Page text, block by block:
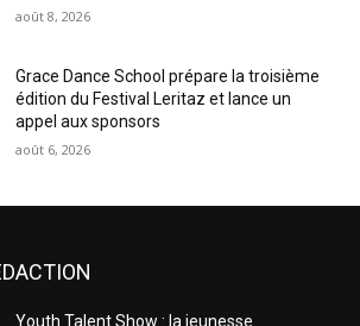
août 8, 2026
Grace Dance School prépare la troisième
édition du Festival Leritaz et lance un
appel aux sponsors
août 6, 2026
Youth Talent Show : la jeunesse